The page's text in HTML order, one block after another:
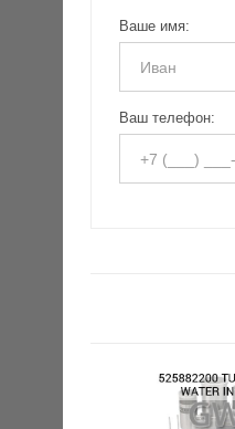
Ваше имя:
Ваш телефон: